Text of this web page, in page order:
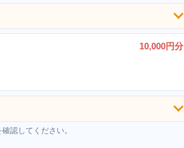
10,000円分
認してください。